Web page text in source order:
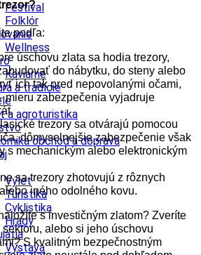
Festival
Folklór
Wellness
Kaviarne
a tradície
a agroturistika
obchod a doprava
Výlet
Turistika
Cyklistika
Hrady
Výstava
podľa:
úschovu zlata sa hodia trezory,
do nábytku, do steny alebo
ich tak pred nepovolanými očami,
mieru zabezpečenia vyjadruje
trezory sa otvárajú pomocou
dômyselnejšie zabezpečenie však
s mechanickým alebo elektronickým
sa trezory zhotovujú z rôznych
iného odolného kovu.
s investičným zlatom? Zveríte
alebo si jeho úschovu
S kvalitným bezpečnostným